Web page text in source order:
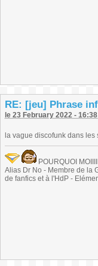
RE: [jeu] Phrase
le 23 February 2022 - 16:38
la vague discofunk dans
POURQUOI
Alias Dr No - Membre de la
de fanfics et à l'HdP -